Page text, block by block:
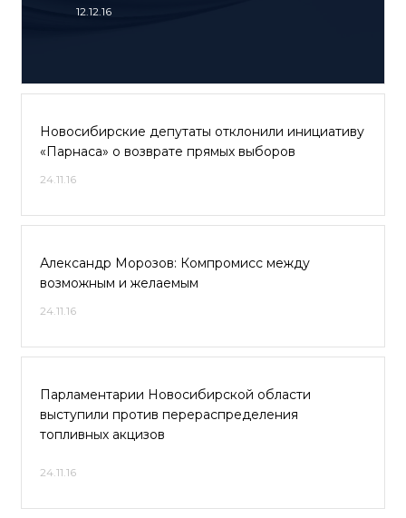
12.12.16
Новосибирские депутаты отклонили инициативу
«Парнаса» о возврате прямых выборов
24.11.16
Александр Морозов: Компромисс между
возможным и желаемым
24.11.16
Парламентарии Новосибирской области
выступили против перераспределения
топливных акцизов
24.11.16